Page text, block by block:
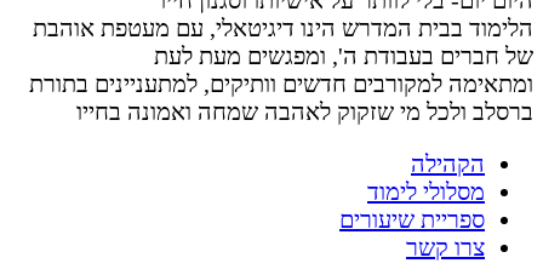
הלימוד בבית המדרש הינו דיגיטאלי, עם מעטפת אוהבת
של חברים בעבודת ה', ומפגשים מעת לעת
ומתאימה למקורבים חדשים וותיקים, למתעניינים בתורת
ברסלב ולכל מי שזקוק לאהבה שמחה ואמונה בחייו
הקהילה
מסלולי לימוד
ספריית שיעורים
צרו קשר